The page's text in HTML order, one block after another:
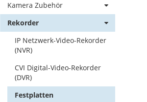
Kamera Zubehör
Rekorder
IP Netzwerk-Video-Rekorder
(NVR)
CVI Digital-Video-Rekorder
(DVR)
Festplatten